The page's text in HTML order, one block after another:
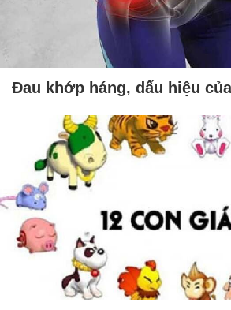
Đau khớp háng, dấu hiệu